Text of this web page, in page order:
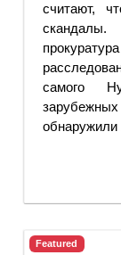
считают,
самого
обнаружили
Featured